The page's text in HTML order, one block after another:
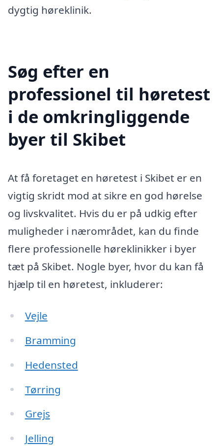
dygtig høreklinik.
Søg efter en
professionel til høretest
i de omkringliggende
byer til Skibet
At få foretaget en høretest i Skibet er en
vigtig skridt mod at sikre en god hørelse
og livskvalitet. Hvis du er på udkig efter
muligheder i nærområdet, kan du finde
flere professionelle høreklinikker i byer
tæt på Skibet. Nogle byer, hvor du kan få
hjælp til en høretest, inkluderer:
Vejle
Bramming
Hedensted
Tørring
Grejs
Jelling